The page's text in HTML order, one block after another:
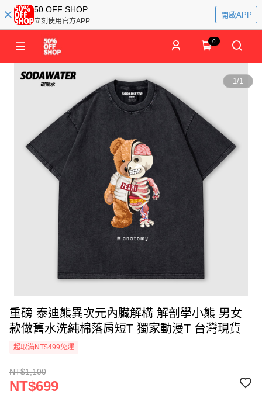
50 OFF SHOP
立刻使用官方APP
開啟APP
0
1/1
重磅 泰迪熊異次元內臟解構 解剖學小熊 男女
款做舊水洗純棉落肩短T 獨家動漫T 台灣現貨
超取滿NT$499免運
NT$1,100
NT$699